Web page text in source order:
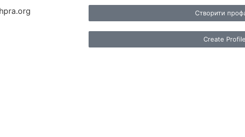
Створити
Create Profile